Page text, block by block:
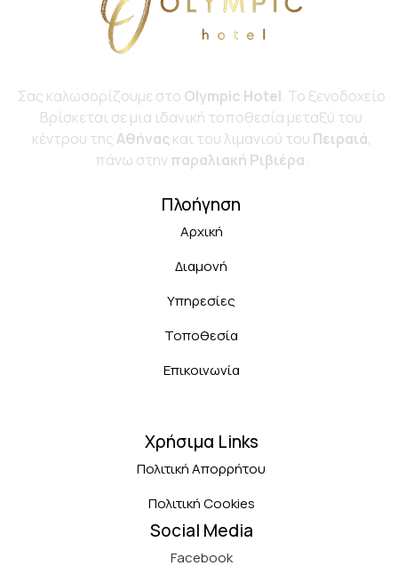
Σας καλωσορίζουμε στο Olympic Hotel. Το ξενοδοχείο
Bρίσκεται σε μια ιδανική τοποθεσία μεταξύ του
κέντρου τηςΑθήνας και του λιμανιού του Πειραιά,
πάνω στην παραλιακή Ριβιέρα.
Πλοήγηση
Αρχική
Διαμονή
Υπηρεσίες
Τοποθεσία
Επικοινωνία
Χρήσιμα Links
Πολιτική Απορρήτου
Πολιτική Cookies
Social Media
Facebook